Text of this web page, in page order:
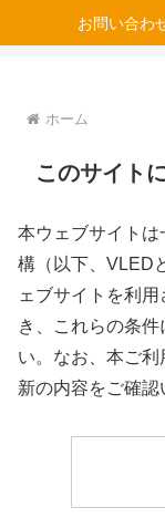
お問い合わ
ホーム
このサイト
本ウェブサイト
構（以下、VLED
ェブサイトを利
き、これらの条
い。なお、本ご
新の内容をご確認